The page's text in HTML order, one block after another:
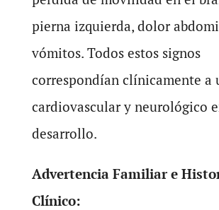
pierna izquierda, dolor
vómitos. Todos estos signos
correspondían clínicamente a
cardiovascular y neurológico
desarrollo.
Advertencia Familiar e
Clínico: